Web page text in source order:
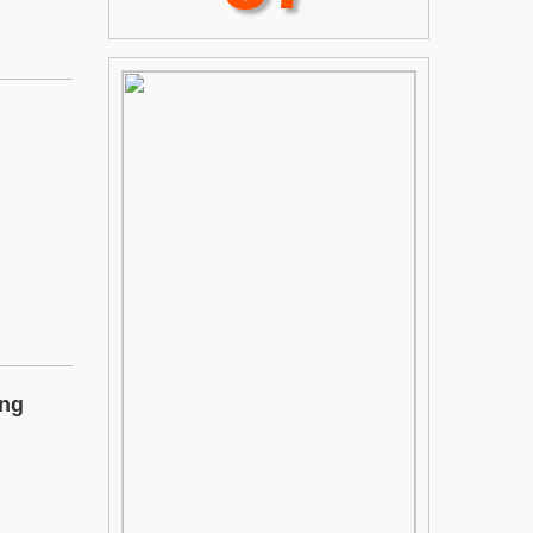
thao và du lịch trong xây dựng nông
thôn mới giai đoạn 2026–2030
Tăng cường tiêu chí y tế trong
xây dựng nông thôn mới giai đoạn